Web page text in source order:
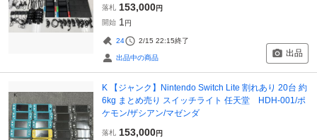
落札 153,000円
開始 1 円
24 2/15 22:15終了
出品中の商品 出品
K 【ジャンク】Nintendo Switch Lite 割れあり 20台 約
6kg まとめ売り スイッチライト 任天堂 HDH-001/ポ
ケモン/ザシアン/マゼンダ
落札 153,000円